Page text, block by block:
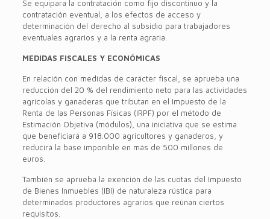
Se equipara la contratación como fijo discontinuo y la
contratación eventual, a los efectos de acceso y
determinación del derecho al subsidio para trabajadores
eventuales agrarios y a la renta agraria.
MEDIDAS FISCALES Y ECONÓMICAS
En relación con medidas de carácter fiscal, se aprueba una
reducción del 20 % del rendimiento neto para las actividades
agrícolas y ganaderas que tributan en el Impuesto de la
Renta de las Personas Físicas (IRPF) por el método de
Estimación Objetiva (módulos), una iniciativa que se estima
que beneficiará a 918.000 agricultores y ganaderos, y
reducirá la base imponible en más de 500 millones de
euros.
También se aprueba la exención de las cuotas del Impuesto
de Bienes Inmuebles (IBI) de naturaleza rústica para
determinados productores agrarios que reúnan ciertos
requisitos.